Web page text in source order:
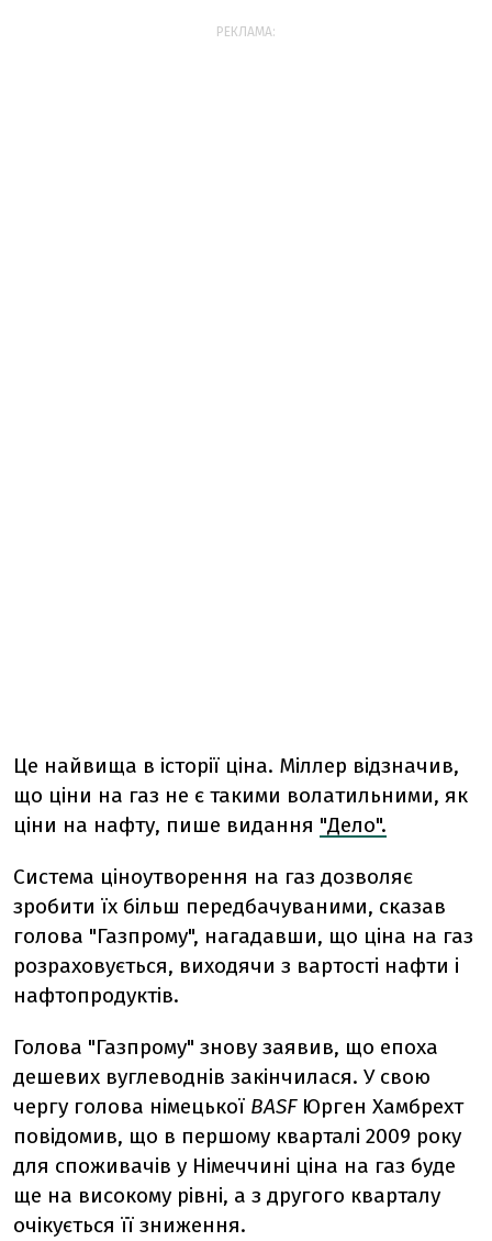
РЕКЛАМА:
Це найвища в історії ціна. Міллер відзначив,
що ціни на газ не є такими волатильними, як
ціни на нафту, пише видання "Дело".
Система ціноутворення на газ дозволяє
зробити їх більш передбачуваними, сказав
голова "Газпрому", нагадавши, що ціна на газ
розраховується, виходячи з вартості нафти і
нафтопродуктів.
Голова "Газпрому" знову заявив, що епоха
дешевих вуглеводнів закінчилася. У свою
чергу голова німецької BASFЮрген Хамбрехт
повідомив, що в першому кварталі 2009 року
для споживачів у Німеччині ціна на газ буде
ще на високому рівні, а з другого кварталу
очікується її зниження.